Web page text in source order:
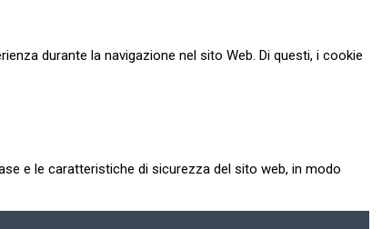
durante la navigazione nel sito Web. Di questi, i cookie
e le caratteristiche di sicurezza del sito web, in modo